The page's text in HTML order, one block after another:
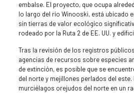
embalse. El proyecto, que ocupa
lo largo del río Winooski, está ubicado
sin tierras de valor ecológico
rodeado por la Ruta 2 de EE. UU. y
Tras la revisión de los registros
agencias de recursos sobre especies
de extinción, es posible que se
del norte y mejillones perlados del
murciélagos orejudos del norte en un